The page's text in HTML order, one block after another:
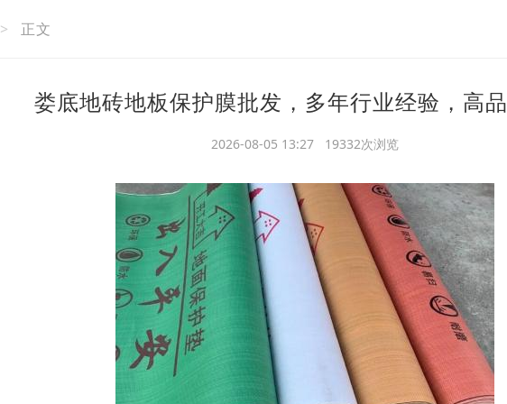
> 正文
娄底地砖地板保护膜批发，多年行业经验，高
2026-08-05 13:27 19332次浏览